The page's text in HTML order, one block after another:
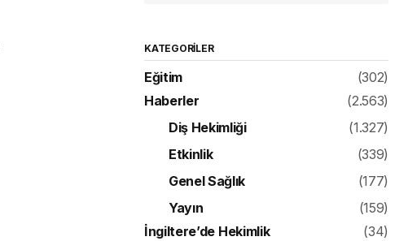
KATEGORILER
Eğitim
(302)
Haberler
(2.563)
Diş Hekimliği
(1.327)
Etkinlik
(339)
Genel Sağlık
(177)
Yayın
(159)
İngiltere’de Hekimlik
(34)